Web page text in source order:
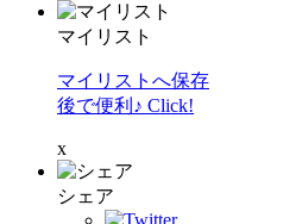
マイリスト
マイリストへ保存
後で便利♪ Click!
x
シェア